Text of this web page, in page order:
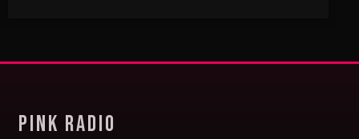
Pink Radio